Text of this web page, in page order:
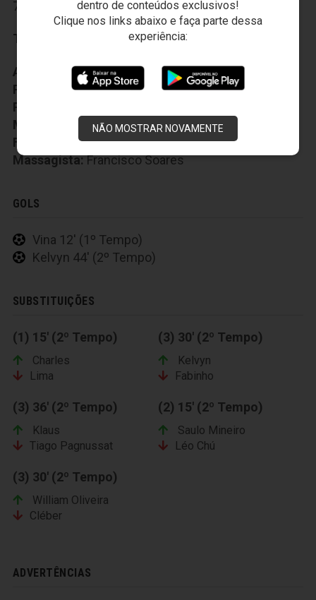
dentro de conteúdos exclusivos!
Clique nos links abaixo e faça parte dessa
experiência:
NÃO MOSTRAR NOVAMENTE
73-Saulo Mineiro
Técnico: Guto Ferreira
Auxiliar Técnico:Alexandre Faganello
Preparador Fisico:Valdir Nogueira
Preparador Goleiro:
Médico:
Joaquim Garcia
Fisioterapeuta:João Paulo
Massagista:Francisco Soares
GOLS
Vina 12' (1º Tempo)
Kelvyn 44' (2º Tempo)
SUBSTITUIÇÕES
(1) 15' (2º Tempo)
Charles
Lima
(3) 30' (2º Tempo)
Kelvyn
Fabinho
(3) 36' (2º Tempo)
Klaus
Tiago Pagnussat
(2) 15' (2º Tempo)
Saulo Mineiro
Léo Chú
(3) 30' (2º Tempo)
William Oliveira
Cléber
ADVERTÊNCIAS